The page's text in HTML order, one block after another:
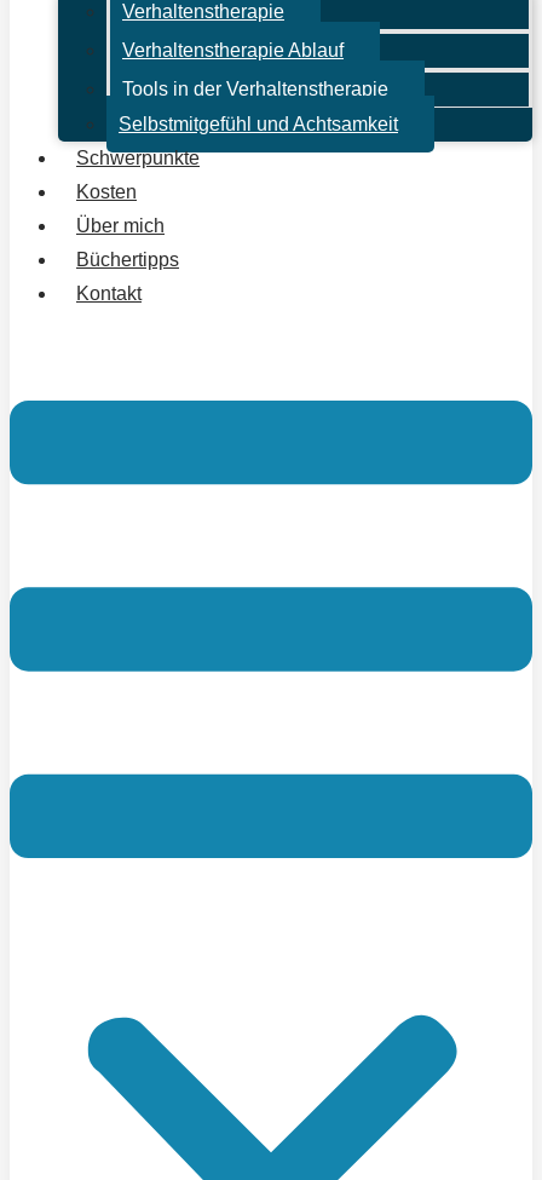
Verhaltenstherapie
Verhaltenstherapie Ablauf
Tools in der Verhaltenstherapie
Selbstmitgefühl und Achtsamkeit
Schwerpunkte
Kosten
Über mich
Büchertipps
Kontakt